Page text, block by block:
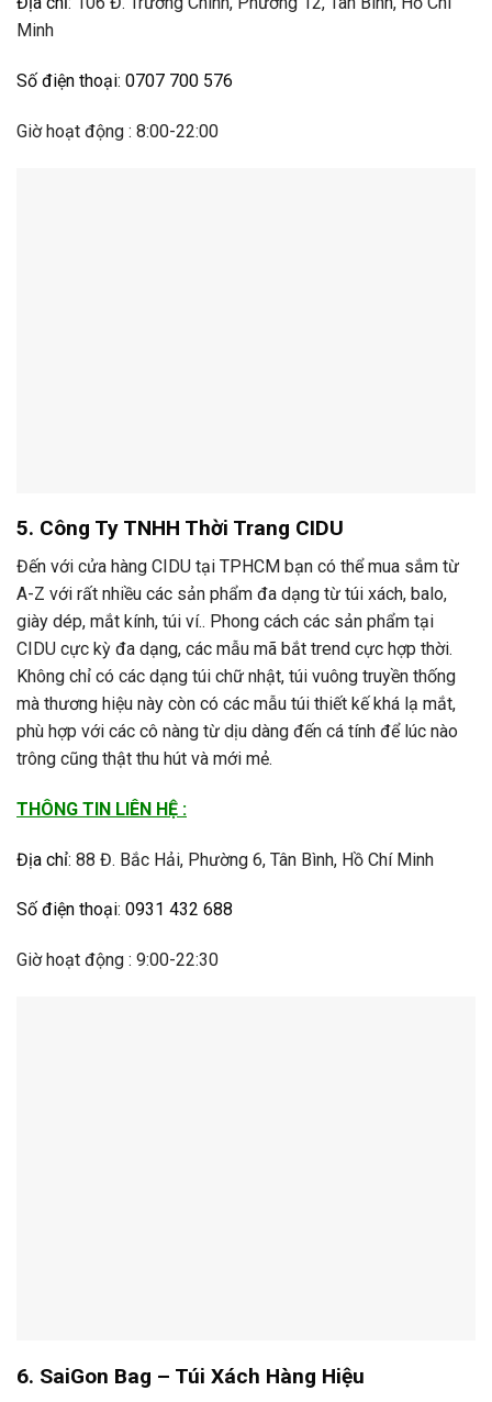
Minh
Số điện thoại: 0707 700 576
Giờ hoạt động : 8:00-22:00
5. Công Ty TNHH Thời Trang CIDU
Đến với cửa hàng CIDU tại TPHCM bạn có thể mua sắm từ
A-Z với rất nhiều các sản phẩm đa dạng từ túi xách, balo,
giày dép, mắt kính, túi ví.. Phong cách các sản phẩm tại
CIDU cực kỳ đa dạng, các mẫu mã bắt trend cực hợp thời.
Không chỉ có các dạng túi chữ nhật, túi vuông truyền thống
mà thương hiệu này còn có các mẫu túi thiết kế khá lạ mắt,
phù hợp với các cô nàng từ dịu dàng đến cá tính để lúc nào
trông cũng thật thu hút và mới mẻ.
THÔNG TIN LIÊN HỆ :
Địa chỉ: 88 Đ. Bắc Hải, Phường 6, Tân Bình, Hồ Chí Minh
Số điện thoại: 0931 432 688
Giờ hoạt động : 9:00-22:30
6. SaiGon Bag – Túi Xách Hàng Hiệu